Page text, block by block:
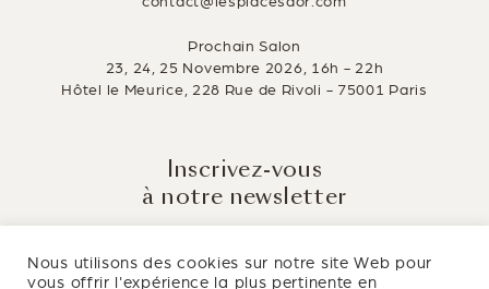
Prochain Salon
23, 24, 25 Novembre 2026, 16h - 22h
Hôtel le Meurice, 228 Rue de Rivoli - 75001 Paris
Inscrivez-vous
à notre newsletter
l'hôtellerie et de la restauration.
Nous utilisons des cookies sur notre site Web pour
vous offrir l'expérience la plus pertinente en